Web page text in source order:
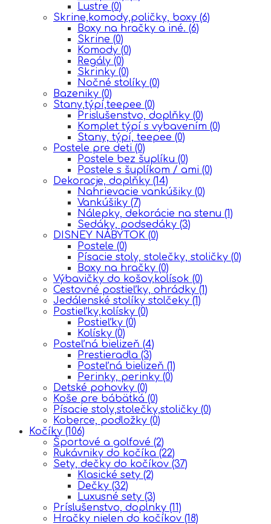
Lustre (0)
Skrine,komody,poličky, boxy (6)
Boxy na hračky a iné. (6)
Skrine (0)
Komody (0)
Regály (0)
Skrinky (0)
Nočné stolíky (0)
Bazeniky (0)
Stany,týpí,teepee (0)
Prislušenstvo, doplňky (0)
Komplet týpí s vybavením (0)
Stany, týpí, teepee (0)
Postele pre deti (0)
Postele bez šuplíku (0)
Postele s šuplíkom / ami (0)
Dekoracje, doplňky (14)
Nahrievacie vankúšiky (0)
Vankúšiky (7)
Nálepky, dekorácie na stenu (1)
Sedáky, podsedáky (3)
DISNEY NÁBYTOK (0)
Postele (0)
Písacie stoly, stolečky, stoličky (0)
Boxy na hračky (0)
Výbavičky do košov,kolísok (0)
Cestovné postieľky, ohrádky (1)
Jedálenské stolíky stolčeky (1)
Postieľky,kolísky (0)
Postieľky (0)
Kolísky (0)
Posteľná bielizeň (4)
Prestieradla (3)
Posteľná bielizeň (1)
Perinky, perinky (0)
Detské pohovky (0)
Koše pre bábätká (0)
Písacie stoly,stolečky,stoličky (0)
Koberce, podložky (0)
Kočíky (106)
Športové a golfové (2)
Rukávniky do kočíka (22)
Sety, dečky do kočíkov (37)
Klasické sety (2)
Dečky (32)
Luxusné sety (3)
Príslušenstvo, doplnky (11)
Hračky nielen do kočíkov (18)